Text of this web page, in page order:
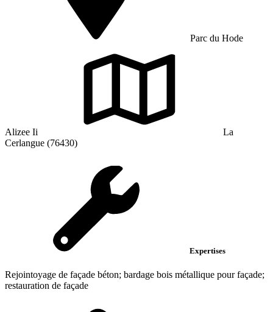
Parc du Hode
Alizee Ii
La
Cerlangue (76430)
Expertises
Rejointoyage de façade béton; bardage bois métallique pour façade;
restauration de façade